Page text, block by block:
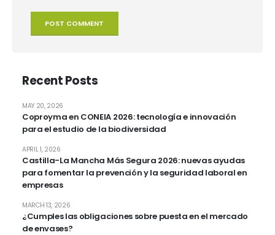
Recent Posts
Coproyma en CONEIA 2026: tecnología e innovación
para el estudio de la biodiversidad
MAY 20, 2026
Castilla-La Mancha Más Segura 2026: nuevas ayudas
para fomentar la prevención y la seguridad laboral en
empresas
APRIL 1, 2026
¿Cumples las obligaciones sobre puesta en el mercado
de envases?
MARCH 13, 2026